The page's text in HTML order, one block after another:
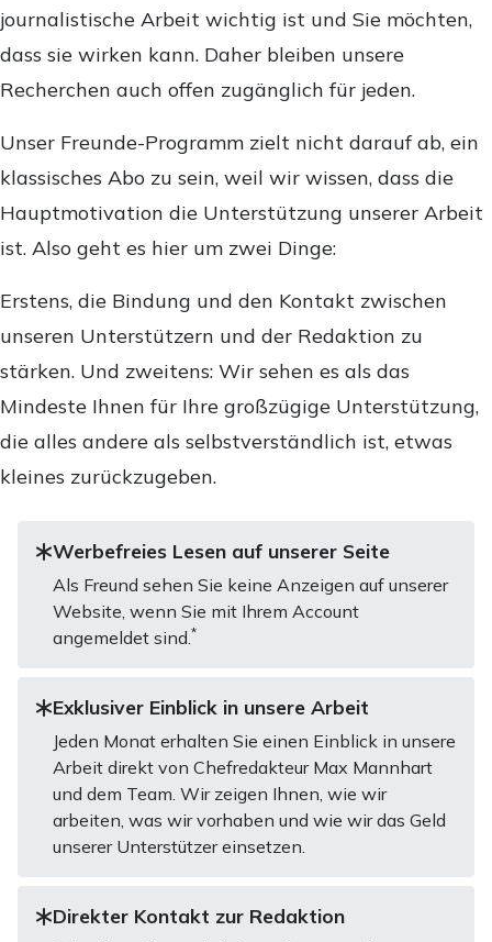
journalistische Arbeit wichtig ist und Sie möchten,
dass sie wirken kann. Daher bleiben unsere
Recherchen auch offen zugänglich für jeden.
Unser Freunde-Programm zielt nicht darauf ab, ein
klassisches Abo zu sein, weil wir wissen, dass die
Hauptmotivation die Unterstützung unserer Arbeit
ist. Also geht es hier um zwei Dinge:
Erstens, die Bindung und den Kontakt zwischen
unseren Unterstützern und der Redaktion zu
stärken. Und zweitens: Wir sehen es als das
Mindeste Ihnen für Ihre großzügige Unterstützung,
die alles andere als selbstverständlich ist, etwas
kleines zurückzugeben.
Werbefreies Lesen auf unserer Seite
Als Freund sehen Sie keine Anzeigen auf unserer
Website, wenn Sie mit Ihrem Account
angemeldet sind.*
Exklusiver Einblick in unsere Arbeit
Jeden Monat erhalten Sie einen Einblick in unsere
Arbeit direkt von Chefredakteur Max Mannhart
und dem Team. Wir zeigen Ihnen, wie wir
arbeiten, was wir vorhaben und wie wir das Geld
unserer Unterstützer einsetzen.
Direkter Kontakt zur Redaktion